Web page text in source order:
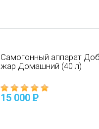
Самогонный аппарат
жар Домашний (40 л)
15 000 P